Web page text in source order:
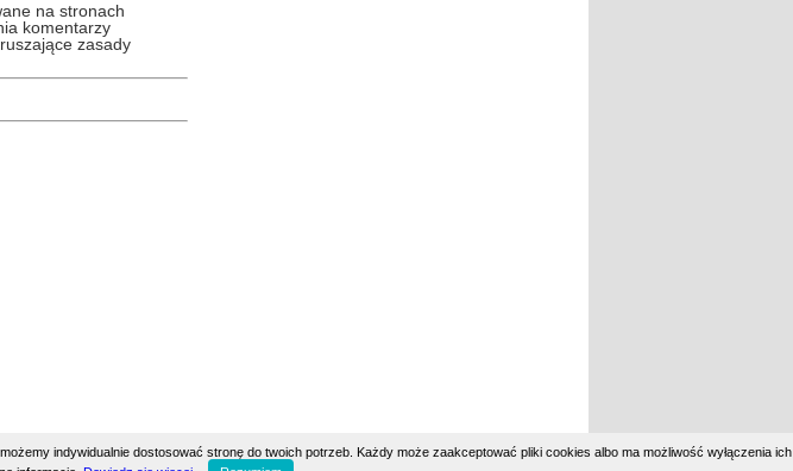
na stronach
komentarzy
zasady
indywidualnie dostosować stronę do twoich potrzeb. Każdy może zaakceptować pliki cookies albo ma możliwość wyłączenia ich